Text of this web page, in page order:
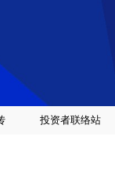
投资者联络站